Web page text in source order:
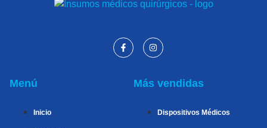
Menú
Inicio
Más vendidas
Dispositivos Médicos